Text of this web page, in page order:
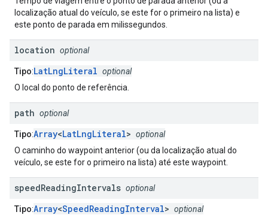
localização atual do veículo, se este for o primeiro na lista) e
este ponto de parada em milissegundos.
location optional
Tipo:LatLngLiteral optional
O local do ponto de referência.
path optional
Tipo:Array<LatLngLiteral> optional
O caminho do waypoint anterior (ou da localização atual do
veículo, se este for o primeiro na lista) até este waypoint.
speedReadingIntervals optional
Tipo:Array<SpeedReadingInterval> optional